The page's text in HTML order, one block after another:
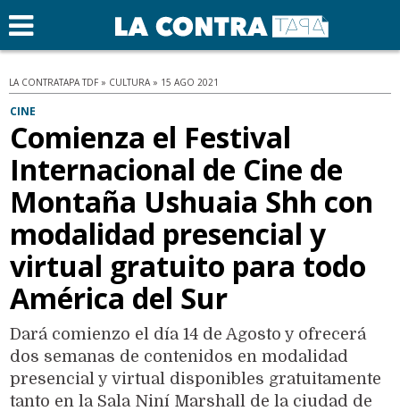
LA CONTRATAPA TDF » CULTURA » 15 AGO 2021
CINE
Comienza el Festival
Internacional de Cine de
Montaña Ushuaia Shh con
modalidad presencial y
virtual gratuito para todo
América del Sur
Dará comienzo el día 14 de Agosto y ofrecerá
dos semanas de contenidos en modalidad
presencial y virtual disponibles gratuitamente
tanto en la Sala Niní Marshall de la ciudad de